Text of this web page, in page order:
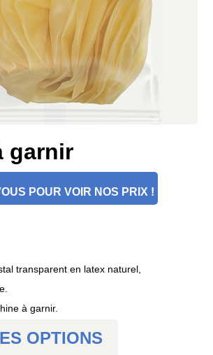
garnir
POUR VOIR NOS PRIX !
transparent en latex naturel,
à garnir.
OPTIONS